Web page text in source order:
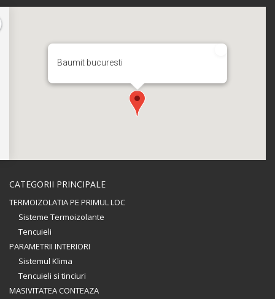
Baumit bucuresti
CATEGORII PRINCIPALE
TERMOIZOLATIA PE PRIMUL LOC
Sisteme Termoizolante
Tencuieli
PARAMETRII INTERIORI
Sistemul Klima
Tencuieli si tinciuri
MASIVITATEA CONTEAZA